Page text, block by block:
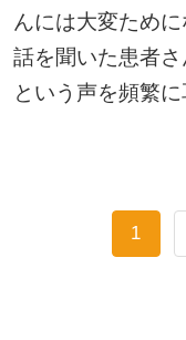
んには大変ため
話を聞いた患者さ
という声を頻繁に
1